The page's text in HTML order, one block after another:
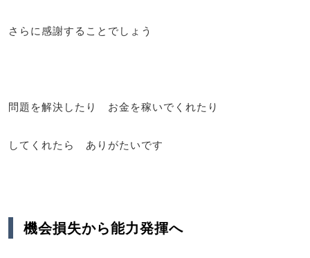
さらに感謝することでしょう
問題を解決したり お金を稼いでくれたり
してくれたら ありがたいです
機会損失から能力発揮へ